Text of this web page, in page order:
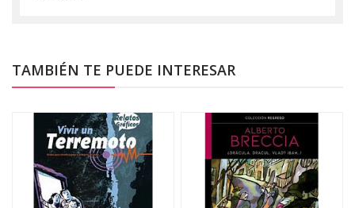
TAMBIÉN TE PUEDE INTERESAR